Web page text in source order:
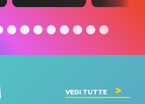
traduzione e
del singolo
testo,
VEDI TUTTE